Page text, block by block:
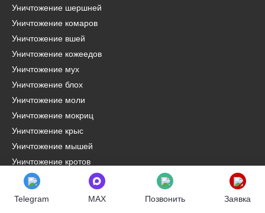
Telegram MAX Позвонить Заявка
Уничтожение шершней
Уничтожение комаров
Уничтожение вшей
Уничтожение кожеедов
Уничтожение мух
Уничтожение блох
Уничтожение моли
Уничтожение мокриц
Уничтожение крыс
Уничтожение мышей
Уничтожение кротов
Удаление ртути
Сушка квартир после затопления